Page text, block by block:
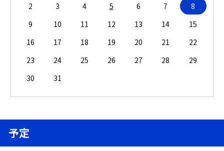
2
3 4 5 6 7
8
9
10 11 12 13 14
15
16
17 18 19 20 21
22
23
24 25 26 27 28
29
30
31
予定